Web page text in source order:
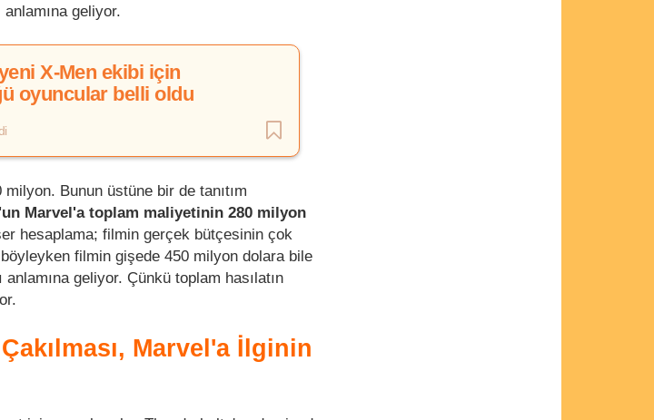
geliyor.
X-Men ekibi için
oyuncular belli oldu
Bunun üstüne bir de tanıtım
Marvel'a toplam maliyetinin 280 milyon
hesaplama; filmin gerçek bütçesinin çok
filmin gişede 450 milyon dolara bile
geliyor. Çünkü toplam hasılatın
Marvel'a İlginin